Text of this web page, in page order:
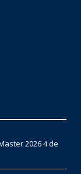
20264 de